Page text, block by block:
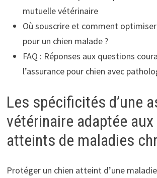
mutuelle vétérinaire
Où souscrire et comment
pour un chien malade ?
FAQ : Réponses aux questions
l’assurance pour chien avec
Les spécificités d’une
vétérinaire adaptée
atteints de maladies
Protéger un chien atteint d’une